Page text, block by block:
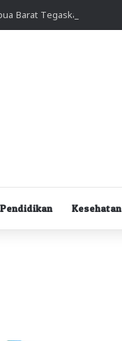
Pendidikan Kesehatan